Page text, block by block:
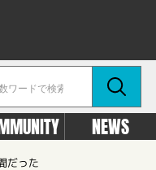
NEWS
だった